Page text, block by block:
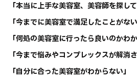
「本当に上手な美容室、美容師を探して
「今までに美容室で満足したことがない
「何処の美容室に行ったら良いのかわか
「今まで悩みやコンプレックスが解消
「自分に合った美容室がわからない」